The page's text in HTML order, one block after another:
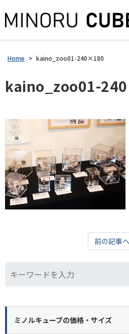
Home > kaino_zoo01-240×180
kaino_zoo01-
前の記事へ
ミノルキューブの価格・サイズ